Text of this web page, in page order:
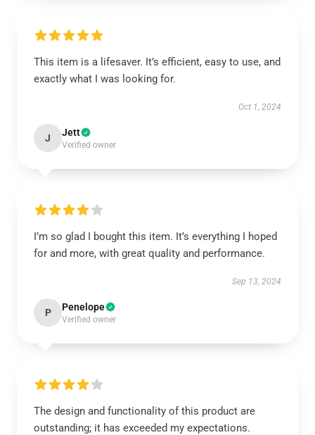
This item is a lifesaver. It’s efficient, easy to use, and
exactly what I was looking for.
Oct 1, 2024
J Jett
Verified owner
I’m so glad I bought this item. It’s everything I hoped
for and more, with great quality and performance.
Sep 13, 2024
P Penelope
Verified owner
The design and functionality of this product are
outstanding; it has exceeded my expectations.